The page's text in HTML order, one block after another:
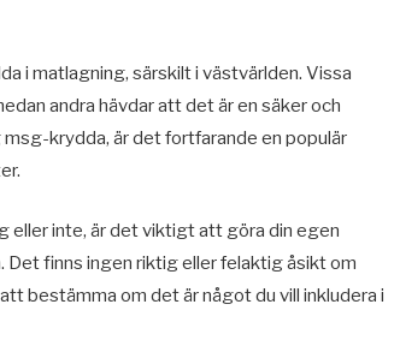
i matlagning, särskilt i västvärlden. Vissa
andra hävdar att det är en säker och
krydda, är det fortfarande en populär
eller inte, är det viktigt att göra din egen
finns ingen riktig eller felaktig åsikt om
bestämma om det är något du vill inkludera i